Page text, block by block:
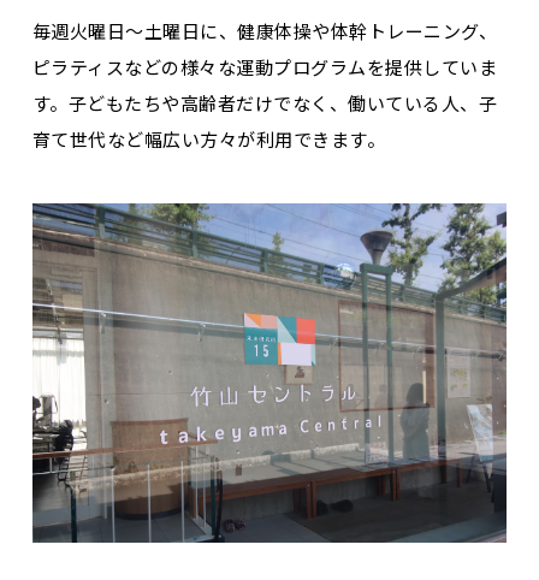
毎週火曜日～土曜日に、健康体操や体幹トレーニング、
ピラティスなどの様々な運動プログラムを提供していま
す。子どもたちや高齢者だけでなく、働いている人、子
育て世代など幅広い方々が利用できます。